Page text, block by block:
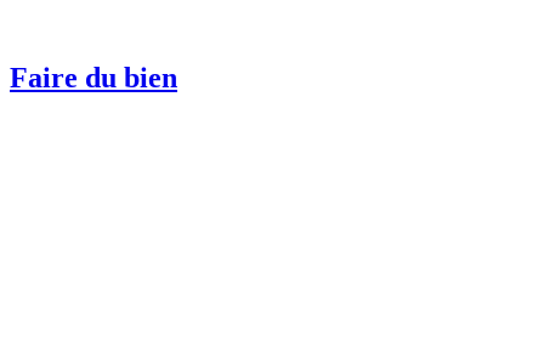
Faire du bien